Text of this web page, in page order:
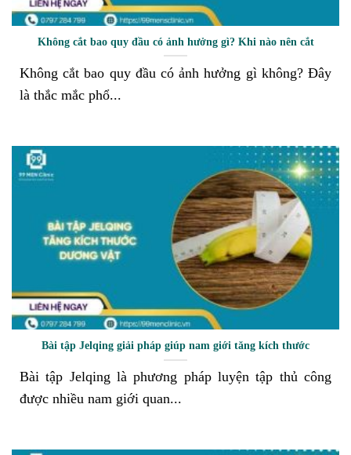
Không cắt bao quy đầu có ảnh hưởng gì? Khi nào nên cắt
Không cắt bao quy đầu có ảnh hưởng gì không? Đây
là thắc mắc phổ...
Bài tập Jelqing giải pháp giúp nam giới tăng kích thước
Bài tập Jelqing là phương pháp luyện tập thủ công
được nhiều nam giới quan...